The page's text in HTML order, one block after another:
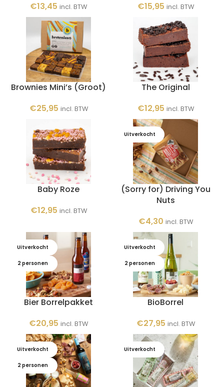
€13,45 incl. BTW
€15,95 incl. BTW
Brownies Mini’s (Groot)
€25,95 incl. BTW
The Original
€12,95 incl. BTW
Baby Roze
€12,95 incl. BTW
Uitverkocht
(Sorry for) Driving You
Nuts
€4,30 incl. BTW
Uitverkocht
2 personen
Bier Borrelpakket
€20,95 incl. BTW
Uitverkocht
2 personen
BioBorrel
€27,95 incl. BTW
Uitverkocht
2 personen
Uitverkocht